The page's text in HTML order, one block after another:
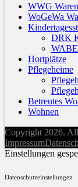
WWG
WoGeWa
DRK
Hortplätze
Pflegeheime
Betreutes
Wohnen
Copyright 2026.
Impressum
Einstellungen
Datenschutzeinstellungen